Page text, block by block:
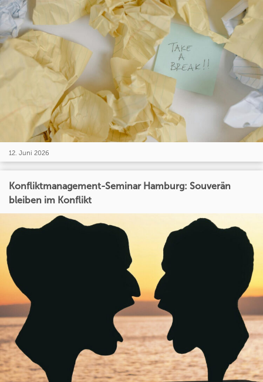
12. Juni 2026
Konfliktmanagement-Seminar Hamburg: Souverän
bleiben im Konflikt